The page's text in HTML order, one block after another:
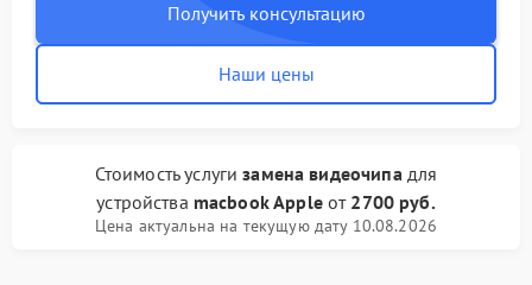
Получить консультацию
Наши цены
Стоимость услугизамена видеочипадля
устройства macbook Appleот 2700 руб.
Цена актуальна на текущую дату 10.08.2026